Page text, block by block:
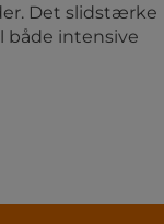
Det slidstærke
både intensive